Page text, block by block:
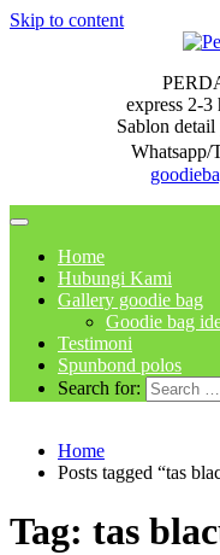
Skip to content
express 2-
Sablon
Whatsapp/
Home
Hubungi Kami
Gallery goodie bag
Goodie bag
Testimoni
Spunbond polos
Search for:
Home
Posts tagged “tas
Tag: tas